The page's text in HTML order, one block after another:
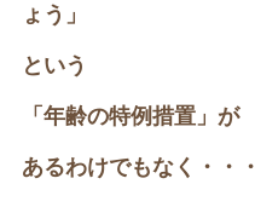
ょう」
という
「年齢の特例措置」が
あるわけでもなく・・・